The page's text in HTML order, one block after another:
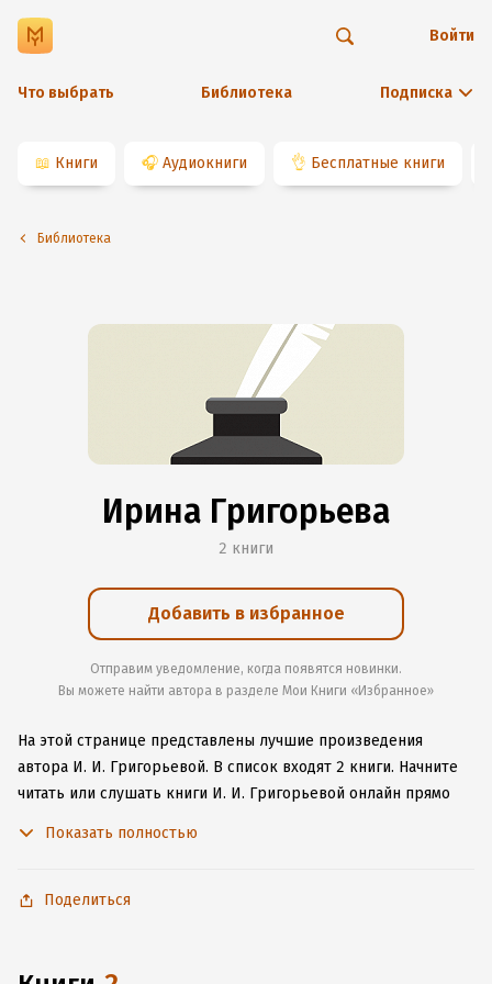
Что выбрать Библиотека Подписка
Войти
📖 Книги 🎧 Аудиокниги 👌 Бесплатные книги
Библиотека
Ирина Григорьева
2 книги
Добавить в избранное
Отправим уведомление, когда появятся новинки.
Вы можете найти автора в разделе Мои Книги «Избранное»
На этой странице представлены лучшие произведения
автора И. И. Григорьевой. В список входят 2 книги. Начните
читать или слушать книги И. И. Григорьевой онлайн прямо
Показать полностью
Поделиться